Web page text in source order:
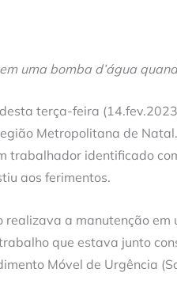
uma bomba d’água
terça-feira
Metropolitana de
trabalhador identificado
aos ferimentos.
realizava a manutenção
que estava junto
Móvel de Urgência